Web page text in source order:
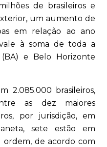
de brasileiros e
um aumento de
em relação ao ano
à soma de toda a
e Belo Horizonte
2.085.000 brasileiros,
as dez maiores
por jurisdição, em
sete estão em
ordem, de acordo com